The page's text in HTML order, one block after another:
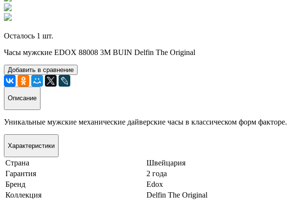
Осталось 1 шт.
Часы мужские EDOX 88008 3M BUIN Delfin The Original
Добавить в сравнение
Описание
Уникальные мужские механические дайверские часы в классическом форм факторе.
Характеристики
Страна
Швейцария
Гарантия
2 года
Бренд
Edox
Коллекция
Delfin The Original